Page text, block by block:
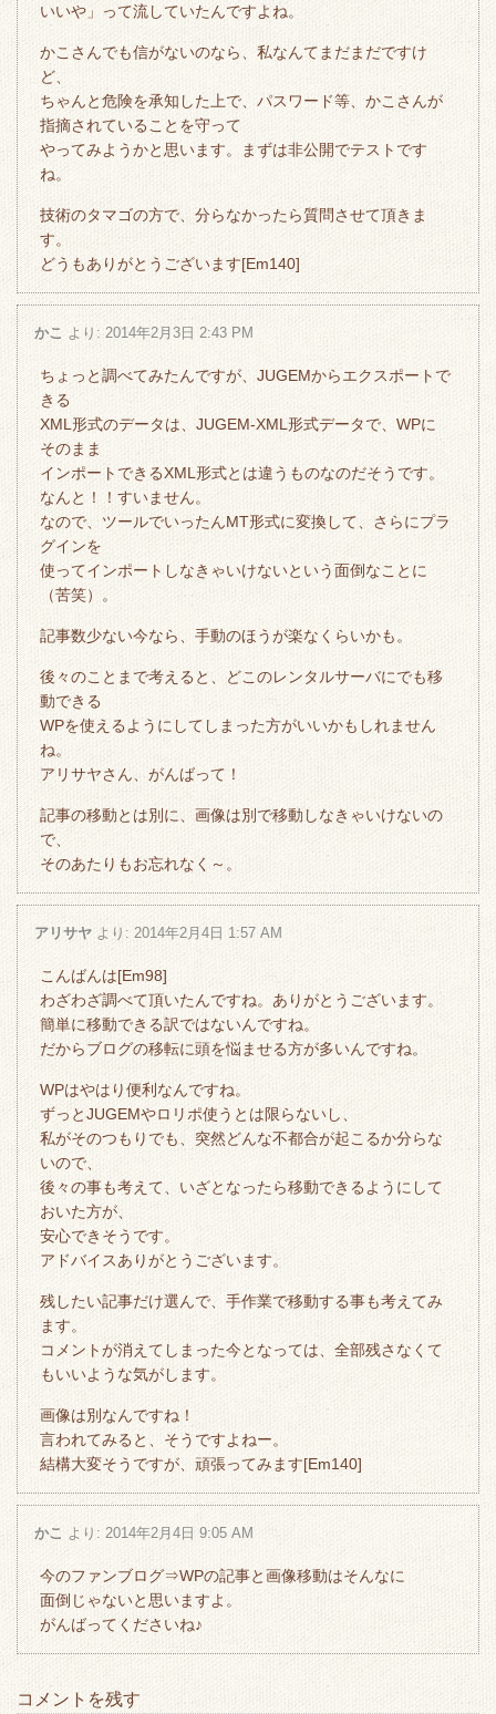
いいや」って流していたんですよね。
かこさんでも信がないのなら、私なんてまだまだですけ
ど、
ちゃんと危険を承知した上で、パスワード等、かこさんが
指摘されていることを守って
やってみようかと思います。まずは非公開でテストです
ね。
技術のタマゴの方で、分らなかったら質問させて頂きま
す。
どうもありがとうございます[Em140]
かこ より: 2014年2月3日 2:43 PM
ちょっと調べてみたんですが、JUGEMからエクスポートで
きる
XML形式のデータは、JUGEM-XML形式データで、WPに
そのまま
インポートできるXML形式とは違うものなのだそうです。
なんと！！すいません。
なので、ツールでいったんMT形式に変換して、さらにプラ
グインを
使ってインポートしなきゃいけないという面倒なことに
（苦笑）。
記事数少ない今なら、手動のほうが楽なくらいかも。
後々のことまで考えると、どこのレンタルサーバにでも移
動できる
WPを使えるようにしてしまった方がいいかもしれません
ね。
アリサヤさん、がんばって！
記事の移動とは別に、画像は別で移動しなきゃいけないの
で、
そのあたりもお忘れなく～。
アリサヤ より: 2014年2月4日 1:57 AM
こんばんは[Em98]
わざわざ調べて頂いたんですね。ありがとうございます。
簡単に移動できる訳ではないんですね。
だからブログの移転に頭を悩ませる方が多いんですね。
WPはやはり便利なんですね。
ずっとJUGEMやロリポ使うとは限らないし、
私がそのつもりでも、突然どんな不都合が起こるか分らな
いので、
後々の事も考えて、いざとなったら移動できるようにして
おいた方が、
安心できそうです。
アドバイスありがとうございます。
残したい記事だけ選んで、手作業で移動する事も考えてみ
ます。
コメントが消えてしまった今となっては、全部残さなくて
もいいような気がします。
画像は別なんですね！
言われてみると、そうですよねー。
結構大変そうですが、頑張ってみます[Em140]
かこ より: 2014年2月4日 9:05 AM
今のファンブログ⇒WPの記事と画像移動はそんなに
面倒じゃないと思いますよ。
がんばってくださいね♪
コメントを残す